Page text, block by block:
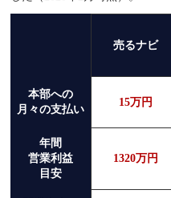
売るナビ
本部への
月々の支払い
15万円
年間
営業利益
目安
1320万円